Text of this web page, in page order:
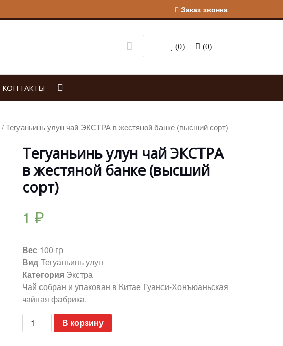
Заказ звонка
(0) (0)
КОНТАКТЫ
/ Тегуаньинь улун чай ЭКСТРА в жестяной банке (высший сорт)
Тегуаньинь улун чай ЭКСТРА
в жестяной банке (высший
сорт)
1₽
Вес 100 гр
ВидТегуаньинь улун
Категория Экстра
Чай собран и упакован в Китае Гуанси-Хонъюаньская
чайная фабрика.
Количество
Тегуаньинь
В корзину